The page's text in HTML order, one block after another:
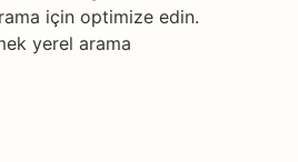
için optimize edin.
yerel arama